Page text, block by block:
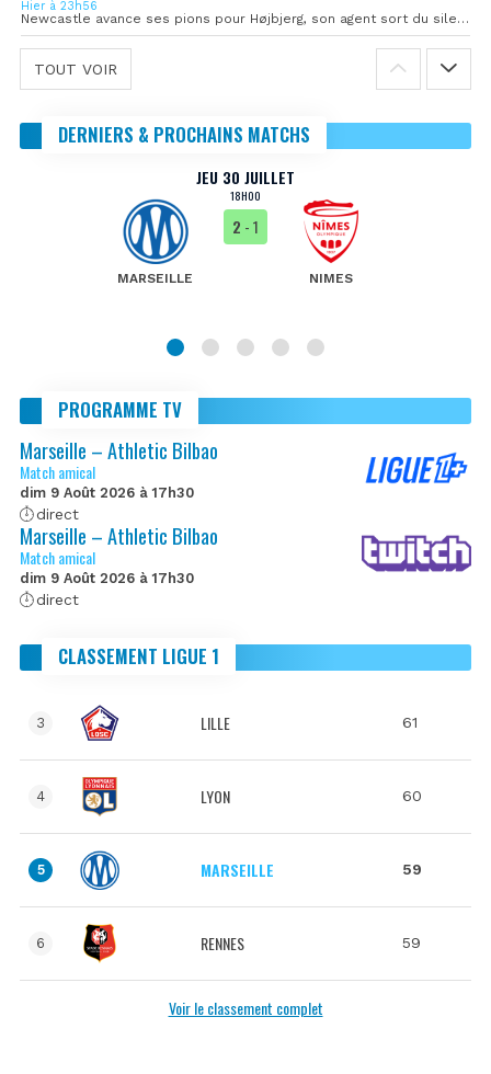
Hier à 23h56
Newcastle avance ses pions pour Højbjerg, son agent sort du silence
TOUT VOIR
DERNIERS & PROCHAINS MATCHS
JEU 30 JUILLET
18H00
MARSEILLE
2 - 1
NIMES
PROGRAMME TV
Marseille – Athletic Bilbao
Match amical
dim 9 Août 2026 à 17h30
direct
Marseille – Athletic Bilbao
Match amical
dim 9 Août 2026 à 17h30
direct
CLASSEMENT LIGUE 1
3 LILLE 61
4 LYON 60
5 MARSEILLE 59
6 RENNES 59
Voir le classement complet